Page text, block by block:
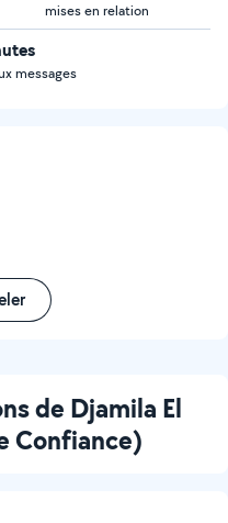
mises en relation
messages
de Djamila El
Confiance)